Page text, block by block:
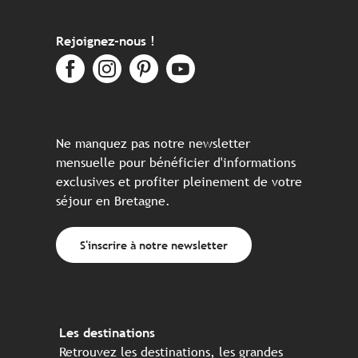
Rejoignez-nous !
Ne manquez pas notre newsletter
mensuelle pour bénéficier d'informations
exclusives et profiter pleinement de votre
séjour en Bretagne.
S'inscrire à notre newsletter
Les destinations
Retrouvez les destinations, les grandes